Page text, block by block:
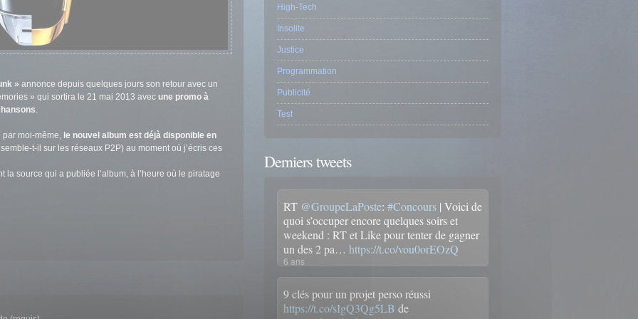
» annonce depuis quelques jours son retour avec un
» qui sortira le 21 mai 2013 avec une promo à
.
par moi-même, le nouvel album est déjà disponible en
t-il sur les réseaux P2P) au moment où j’écris ces
la source qui a publiée l’album, à l’heure où le piratage
High-Tech
Insolite
Justice
Programmation
Publicité
Test
Derniers tweets
RT @GroupeLaPoste: #Concours | Voici de
quoi s’occuper encore quelques soirs et
weekend : RT et Like pour tenter de gagner
un des 2 pa… https://t.co/vou0orEOzQ
6 ans
9 clés pour un projet perso réussi
https://t.co/sIgQ3Qg5LB de